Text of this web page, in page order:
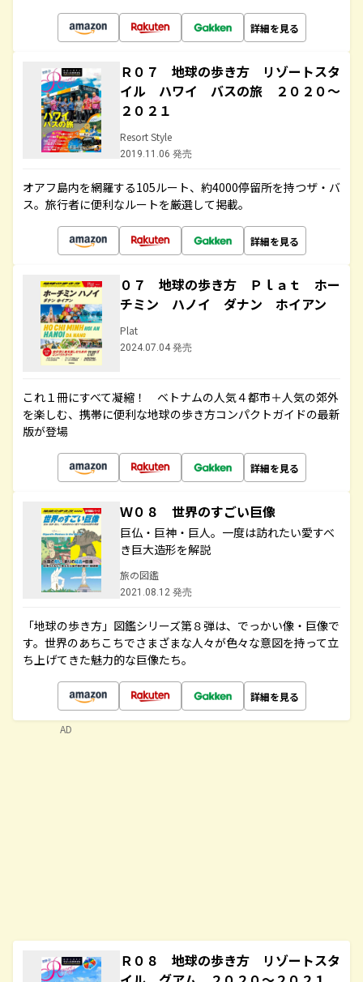
詳細を見る
Ｒ０７ 地球の歩き方 リゾートスタ
イル ハワイ バスの旅 ２０２０～
２０２１
Resort Style
2019.11.06 発売
オアフ島内を網羅する105ルート、約4000停留所を持つザ・バ
ス。旅行者に便利なルートを厳選して掲載。
詳細を見る
０７ 地球の歩き方 Ｐｌａｔ ホー
チミン ハノイ ダナン ホイアン
Plat
2024.07.04 発売
これ１冊にすべて凝縮！ ベトナムの人気４都市＋人気の郊外
を楽しむ、携帯に便利な地球の歩き方コンパクトガイドの最新
版が登場
詳細を見る
Ｗ０８ 世界のすごい巨像
巨仏・巨神・巨人。一度は訪れたい愛すべ
き巨大造形を解説
旅の図鑑
2021.08.12 発売
「地球の歩き方」図鑑シリーズ第８弾は、でっかい像・巨像で
す。世界のあちこちでさまざまな人々が色々な意図を持って立
ち上げてきた魅力的な巨像たち。
詳細を見る
Ｒ０８ 地球の歩き方 リゾートスタ
AD